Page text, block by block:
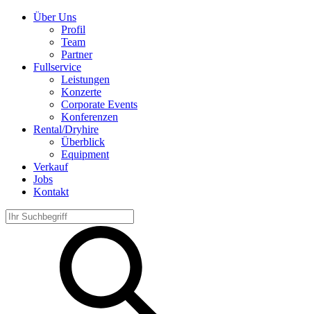
Über Uns
Profil
Team
Partner
Fullservice
Leistungen
Konzerte
Corporate Events
Konferenzen
Rental/Dryhire
Überblick
Equipment
Verkauf
Jobs
Kontakt